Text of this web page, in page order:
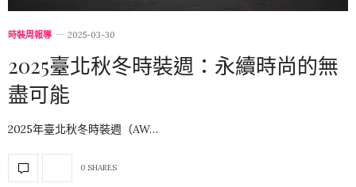
時裝周報導 2025-03-30
2025臺北秋冬時裝週：永續時尚的無
盡可能
2025年臺北秋冬時裝週（AW…
0 SHARES